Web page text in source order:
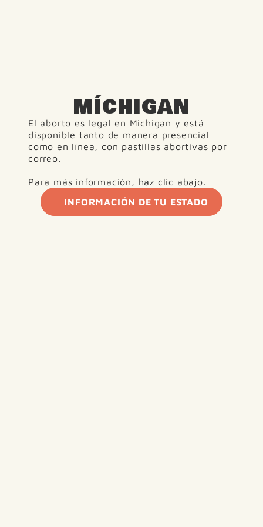
MÍCHIGAN
El aborto es legal en Michigan y está
disponible tanto de manera presencial
como en línea, con pastillas abortivas por
correo.
Para más información, haz clic abajo.
INFORMACIÓN DE TU ESTADO